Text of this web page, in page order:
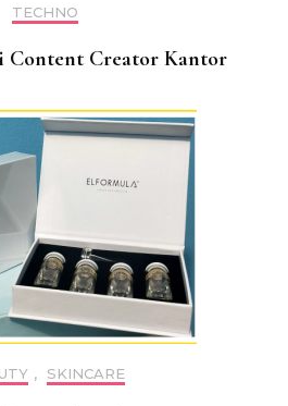
TECHNO
Content Creator Kantor
, SKINCARE